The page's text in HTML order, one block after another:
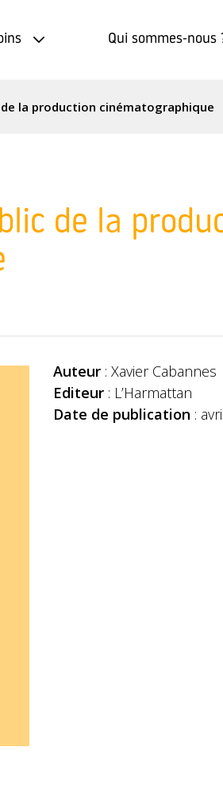
Qui sommes-nous
la production cinématographique
de la
Auteur : Xavier Cabannes
Editeur : L’Harmattan
Date de publication :